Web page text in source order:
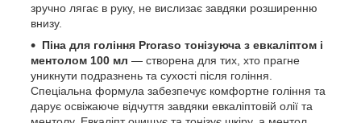
зручно лягає в руку, не вислизає завдяки розширенню
внизу.
Піна для гоління Proraso тонізуюча з евкаліптом і
ментолом 100 мл — створена для тих, хто прагне
уникнути подразнень та сухості після гоління.
Спеціальна формула забезпечує комфортне гоління та
дарує освіжаюче відчуття завдяки евкаліптовій олії та